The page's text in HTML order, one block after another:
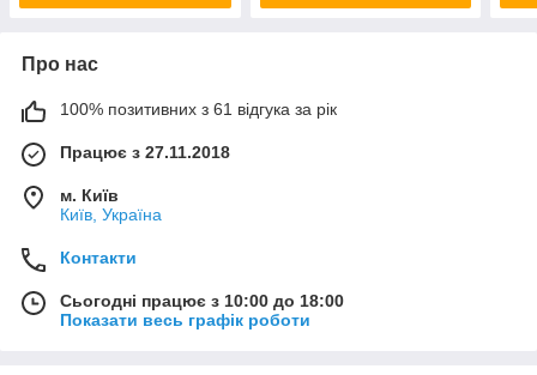
Про нас
100% позитивних з 61 відгука за рік
Працює з 27.11.2018
м. Київ
Київ, Україна
Контакти
Сьогодні працює з 10:00 до 18:00
Показати весь графік роботи